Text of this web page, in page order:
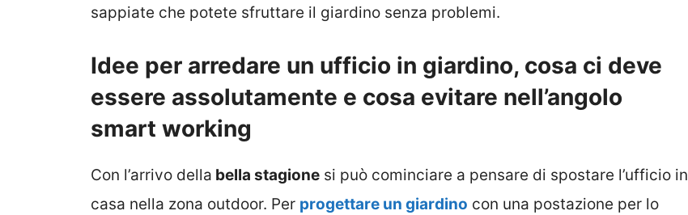
sappiate che potete sfruttare il giardino senza problemi.
Idee per arredare un ufficio in giardino, cosa ci deve
essere assolutamente e cosa evitare nell’angolo
smart working
Con l’arrivo della bella stagione si può cominciare a pensare di spostare l’ufficio in
casa nella zona outdoor. Per progettare un giardino con una postazione per lo